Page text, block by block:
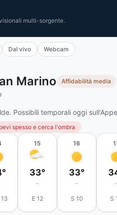
multi-sorgente.
Dal vivo Webcam
Marino Affidabilità media
Possibili temporali oggi
spesso e cerca l'ombra
13
15
33°
–
E 12
16
33°
–
S 10
–
S